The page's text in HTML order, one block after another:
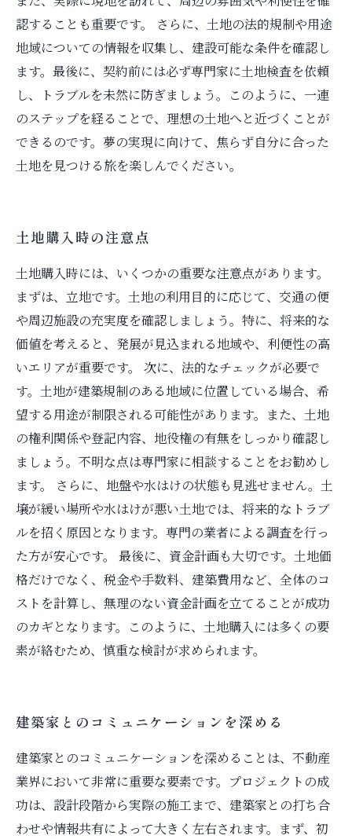
認することも重要です。 さらに、土地の法的規制や用途
地域についての情報を収集し、建設可能な条件を確認し
ます。最後に、契約前には必ず専門家に土地検査を依頼
し、トラブルを未然に防ぎましょう。このように、一連
のステップを経ることで、理想の土地へと近づくことが
できるのです。夢の実現に向けて、焦らず自分に合った
土地を見つける旅を楽しんでください。
土地購入時の注意点
土地購入時には、いくつかの重要な注意点があります。
まずは、立地です。土地の利用目的に応じて、交通の便
や周辺施設の充実度を確認しましょう。特に、将来的な
価値を考えると、発展が見込まれる地域や、利便性の高
いエリアが重要です。 次に、法的なチェックが必要で
す。土地が建築規制のある地域に位置している場合、希
望する用途が制限される可能性があります。また、土地
の権利関係や登記内容、地役権の有無をしっかり確認し
ましょう。不明な点は専門家に相談することをお勧めし
ます。 さらに、地盤や水はけの状態も見逃せません。土
壌が緩い場所や水はけが悪い土地では、将来的なトラブ
ルを招く原因となります。専門の業者による調査を行っ
た方が安心です。 最後に、資金計画も大切です。土地価
格だけでなく、税金や手数料、建築費用など、全体のコ
ストを計算し、無理のない資金計画を立てることが成功
のカギとなります。このように、土地購入には多くの要
素が絡むため、慎重な検討が求められます。
建築家とのコミュニケーションを深める
建築家とのコミュニケーションを深めることは、不動産
業界において非常に重要な要素です。プロジェクトの成
功は、設計段階から実際の施工まで、建築家との打ち合
わせや情報共有によって大きく左右されます。まず、初